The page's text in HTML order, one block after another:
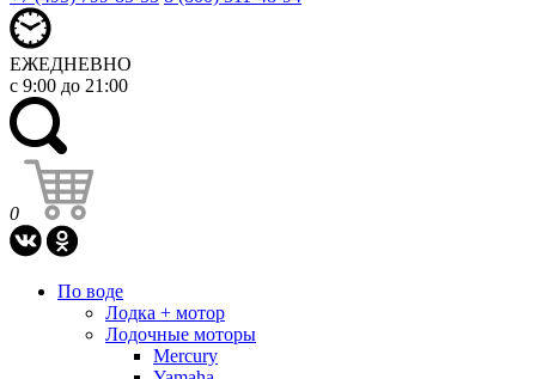
ЕЖЕДНЕВНО
с 9:00 до 21:00
0
По воде
Лодка + мотор
Лодочные моторы
Mercury